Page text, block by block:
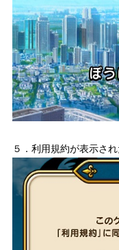
５．利用規約が表示さ